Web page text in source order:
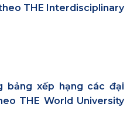
THE Interdisciplinary
bảng xếp hạng các đại
THE World University